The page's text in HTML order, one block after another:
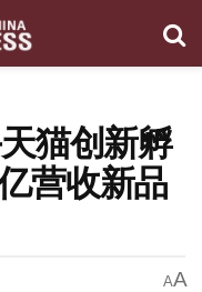
猫创新孵
营收新品
AA